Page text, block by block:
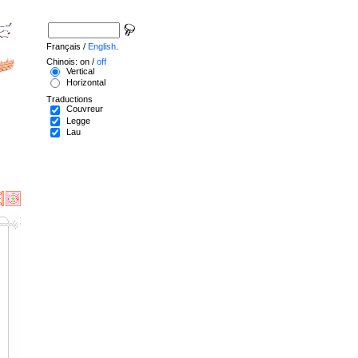
Français / English
Chinois: on / off
Vertical
Horizontal
Traductions
Couvreur
Legge
Lau